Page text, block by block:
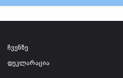
ჩვენზე
დეკლარაცია